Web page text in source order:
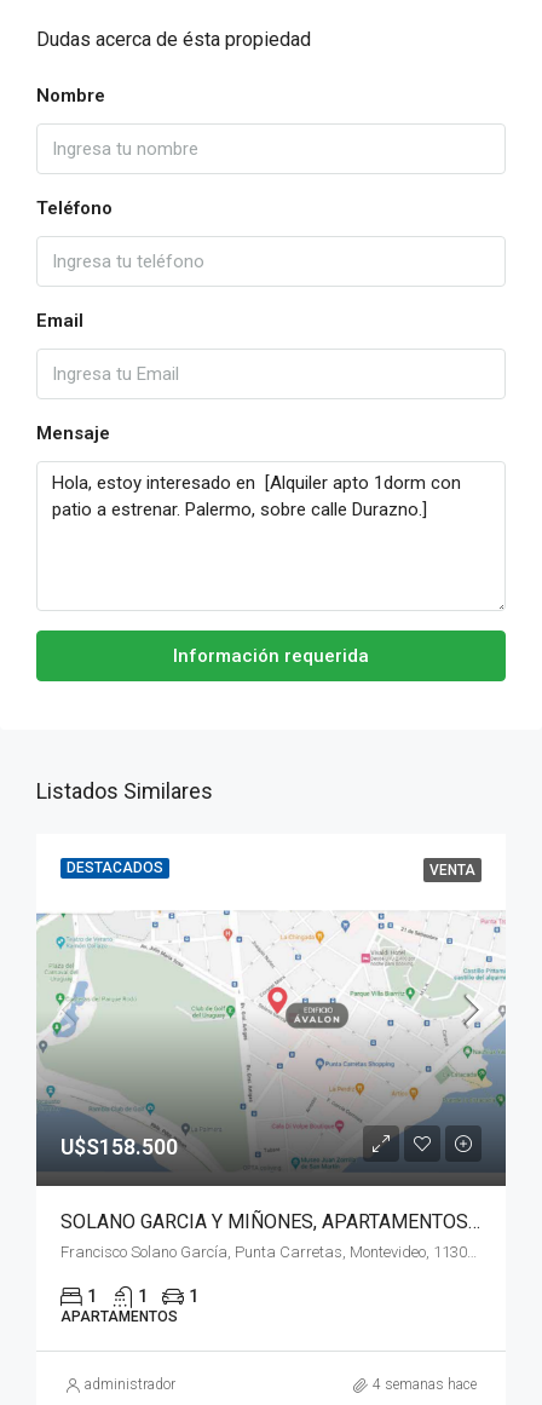
Dudas acerca de ésta propiedad
Nombre
Teléfono
Email
Mensaje
Información requerida
Listados Similares
DESTACADOS VENTA
U$S158.500
SOLANO GARCIA Y MIÑONES, APARTAMENTOS A ESTRENAR!!
Francisco Solano García, Punta Carretas, Montevideo, 11303, Uruguay
1 1 1
APARTAMENTOS
administrador 4 semanas hace